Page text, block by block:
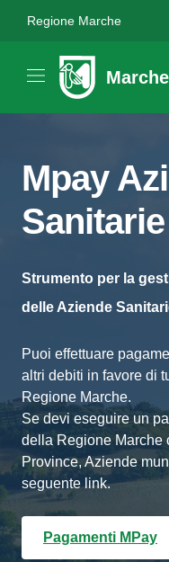
Regione Marche
Mpay
Sanitarie
Strumento per la
delle Aziende
Puoi effettuare
altri debiti in favore di
Regione Marche.
Se devi eseguire un
della Regione Marche
Province, Aziende
seguente link.
Pagamenti MPay